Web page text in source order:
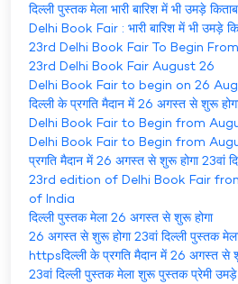
दिल्ली पुस्तक मेला भारी बारिश में भी उमड़े
Delhi Book Fair : भारी बारिश में भी उमड़े
23rd Delhi Book Fair To Begin
23rd Delhi Book Fair August 26
Delhi Book Fair to begin on 26
दिल्ली के प्रगति मैदान में 26 अगस्त से शुरू
Delhi Book Fair to Begin from
Delhi Book Fair to Begin from
प्रगति मैदान में 26 अगस्त से शुरू होगा 23वां
23rd edition of Delhi Book Fair
of India
दिल्ली पुस्तक मेला 26 अगस्त से शुरू होगा
26 अगस्त से शुरू होगा 23वां दिल्ली पुस्तक
httpsदिल्ली के प्रगति मैदान में 26 अगस्त से
23वां दिल्ली पुस्तक मेला शुरू पुस्तक प्रेमी उमड़े